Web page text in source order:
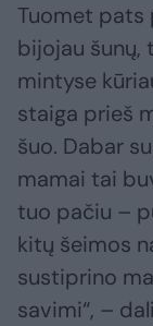
Tuomet pats
bijojau šunų,
mintyse
staiga prieš
šuo. Dabar
mamai tai
tuo pačiu –
kitų šeimos
sustiprino
savimi“, –